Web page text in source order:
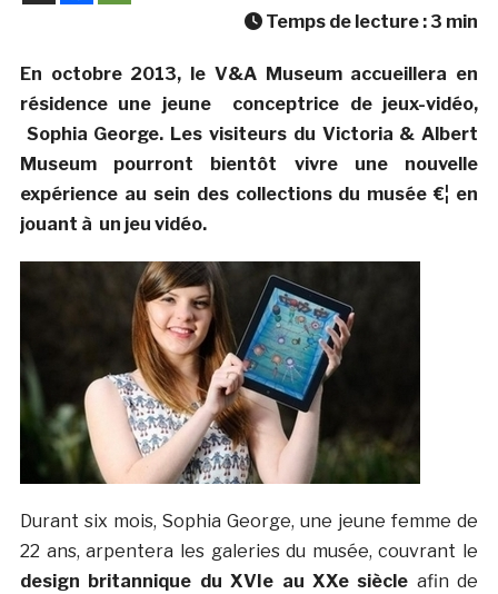
Temps de lecture : 3 min
En octobre 2013, le V&A Museum accueillera en
résidence une jeune conceptrice de jeux-vidéo,
Sophia George. Les visiteurs du Victoria & Albert
Museum pourront bientôt vivre une nouvelle
expérience au sein des collections du musée €¦ en
jouant à un jeu vidéo.
Durant six mois, Sophia George, une jeune femme de
22 ans, arpentera les galeries du musée, couvrant le
design britannique du XVIe au XXe siècle afin de